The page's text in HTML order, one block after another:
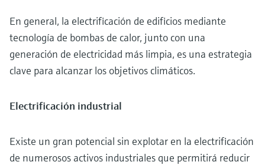
En general, la electrificación de edificios mediante
tecnología de bombas de calor, junto con una
generación de electricidad más limpia, es una estrategia
clave para alcanzar los objetivos climáticos.
Electrificación industrial
Existe un gran potencial sin explotar en la electrificación
de numerosos activos industriales que permitirá reducir